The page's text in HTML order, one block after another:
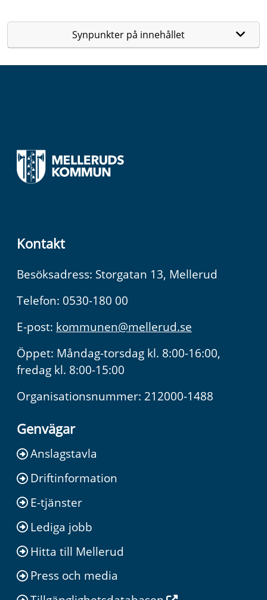
Synpunkter på innehållet
Kontakt
Besöksadress: Storgatan 13, Mellerud
Telefon: 0530-180 00
E-post: kommunen@mellerud.se
Öppet: Måndag-torsdag kl. 8:00-16:00,
fredag kl. 8:00-15:00
Organisationsnummer: 212000-1488
Genvägar
Anslagstavla
Driftinformation
E-tjänster
Lediga jobb
Hitta till Mellerud
Press och media